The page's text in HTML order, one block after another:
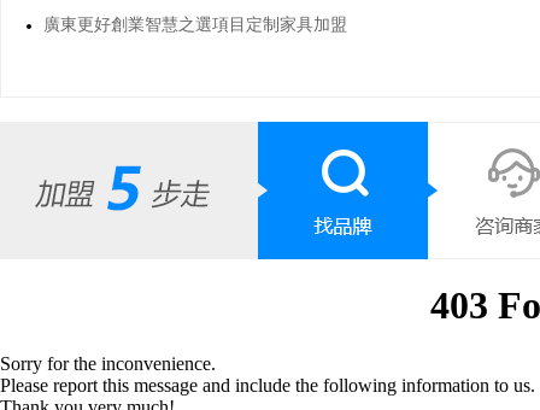
廣東更好創業智慧之選項目定制家具加盟